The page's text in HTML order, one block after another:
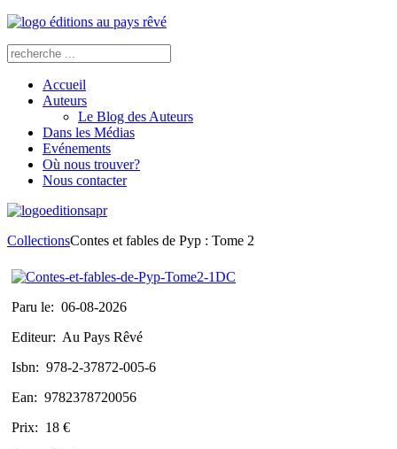
Accueil
Auteurs
Le Blog des Auteurs
Dans les Médias
Evénements
Où nous trouver?
Nous contacter
CollectionsContes et fables de Pyp : Tome 2
Paru le: 06-08-2026
Editeur: Au Pays Rêvé
Isbn: 978-2-37872-005-6
Ean: 9782378720056
Prix: 18 €